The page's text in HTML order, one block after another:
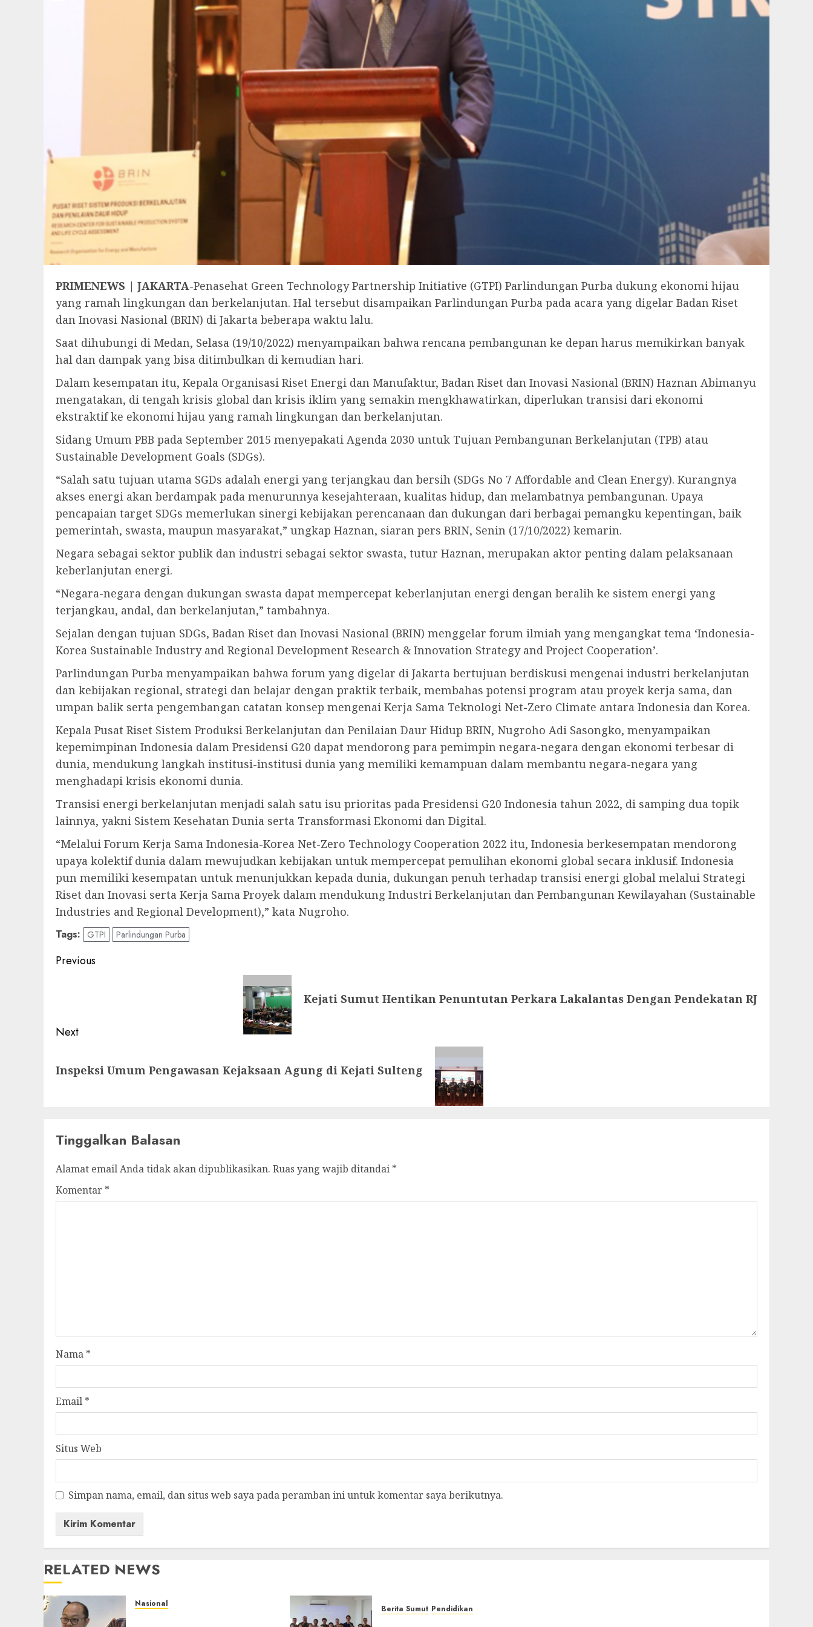
PRIMENEWS | JAKARTA-Penasehat Green Technology Partnership Initiative (GTPI) Parlindungan Purba dukung ekonomi hijau
yang ramah lingkungan dan berkelanjutan. Hal tersebut disampaikan Parlindungan Purba pada acara yang digelar Badan Riset
dan Inovasi Nasional (BRIN) di Jakarta beberapa waktu lalu.
Saat dihubungi di Medan, Selasa (19/10/2022) menyampaikan bahwa rencana pembangunan ke depan harus memikirkan banyak
hal dan dampak yang bisa ditimbulkan di kemudian hari.
Dalam kesempatan itu, Kepala Organisasi Riset Energi dan Manufaktur, Badan Riset dan Inovasi Nasional (BRIN) Haznan Abimanyu
mengatakan, di tengah krisis global dan krisis iklim yang semakin mengkhawatirkan, diperlukan transisi dari ekonomi
ekstraktif ke ekonomi hijau yang ramah lingkungan dan berkelanjutan.
Sidang Umum PBB pada September 2015 menyepakati Agenda 2030 untuk Tujuan Pembangunan Berkelanjutan (TPB) atau
Sustainable Development Goals (SDGs).
“Salah satu tujuan utama SGDs adalah energi yang terjangkau dan bersih (SDGs No 7 Affordable and Clean Energy). Kurangnya
akses energi akan berdampak pada menurunnya kesejahteraan, kualitas hidup, dan melambatnya pembangunan. Upaya
pencapaian target SDGs memerlukan sinergi kebijakan perencanaan dan dukungan dari berbagai pemangku kepentingan, baik
pemerintah, swasta, maupun masyarakat,” ungkap Haznan, siaran pers BRIN, Senin (17/10/2022) kemarin.
Negara sebagai sektor publik dan industri sebagai sektor swasta, tutur Haznan, merupakan aktor penting dalam pelaksanaan
keberlanjutan energi.
“Negara-negara dengan dukungan swasta dapat mempercepat keberlanjutan energi dengan beralih ke sistem energi yang
terjangkau, andal, dan berkelanjutan,” tambahnya.
Sejalan dengan tujuan SDGs, Badan Riset dan Inovasi Nasional (BRIN) menggelar forum ilmiah yang mengangkat tema ‘Indonesia-
Korea Sustainable Industry and Regional Development Research & Innovation Strategy and Project Cooperation’.
Parlindungan Purba menyampaikan bahwa forum yang digelar di Jakarta bertujuan berdiskusi mengenai industri berkelanjutan
dan kebijakan regional, strategi dan belajar dengan praktik terbaik, membahas potensi program atau proyek kerja sama, dan
umpan balik serta pengembangan catatan konsep mengenai Kerja Sama Teknologi Net-Zero Climate antara Indonesia dan Korea.
Kepala Pusat Riset Sistem Produksi Berkelanjutan dan Penilaian Daur Hidup BRIN, Nugroho Adi Sasongko, menyampaikan
kepemimpinan Indonesia dalam Presidensi G20 dapat mendorong para pemimpin negara-negara dengan ekonomi terbesar di
dunia, mendukung langkah institusi-institusi dunia yang memiliki kemampuan dalam membantu negara-negara yang
menghadapi krisis ekonomi dunia.
Transisi energi berkelanjutan menjadi salah satu isu prioritas pada Presidensi G20 Indonesia tahun 2022, di samping dua topik
lainnya, yakni Sistem Kesehatan Dunia serta Transformasi Ekonomi dan Digital.
“Melalui Forum Kerja Sama Indonesia-Korea Net-Zero Technology Cooperation 2022 itu, Indonesia berkesempatan mendorong
upaya kolektif dunia dalam mewujudkan kebijakan untuk mempercepat pemulihan ekonomi global secara inklusif. Indonesia
pun memiliki kesempatan untuk menunjukkan kepada dunia, dukungan penuh terhadap transisi energi global melalui Strategi
Riset dan Inovasi serta Kerja Sama Proyek dalam mendukung Industri Berkelanjutan dan Pembangunan Kewilayahan (Sustainable
Industries and Regional Development),” kata Nugroho.
Tags: GTPI Parlindungan Purba
Post
Previous
Kejati Sumut Hentikan Penuntutan Perkara Lakalantas Dengan Pendekatan RJ
Next
post:
Inspeksi Umum Pengawasan Kejaksaan Agung di Kejati Sulteng
Tinggalkan Balasan
Alamat email Anda tidak akan dipublikasikan. Ruas yang wajib ditandai *
Komentar *
Nama *
Email *
Situs Web
Simpan nama, email, dan situs web saya pada peramban ini untuk komentar saya berikutnya.
RELATED NEWS
Nasional Berita Sumut Pendidikan